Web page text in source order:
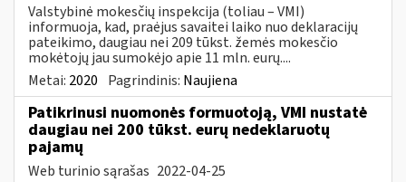
Valstybinė mokesčių inspekcija (toliau – VMI)
informuoja, kad, praėjus savaitei laiko nuo deklaracijų
pateikimo, daugiau nei 209 tūkst. žemės mokesčio
mokėtojų jau sumokėjo apie 11 mln. eurų....
Metai: 2020 Pagrindinis: Naujiena
Patikrinusi nuomonės formuotoją, VMI nustatė
daugiau nei 200 tūkst. eurų nedeklaruotų
pajamų
Web turinio sąrašas 2022-04-25